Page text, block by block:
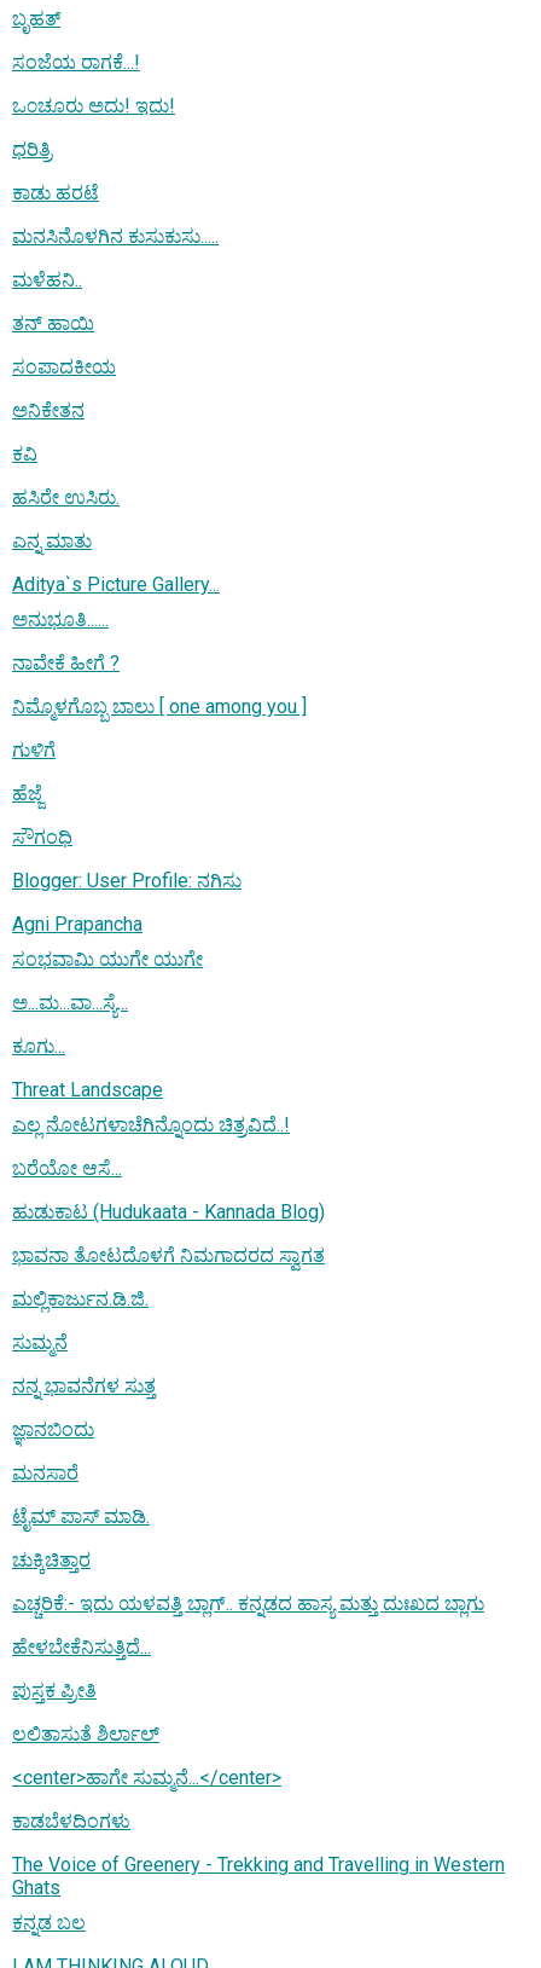
ಬೃಹತ್
ಸಂಜೆಯ ರಾಗಕೆ...!
ಒ೦ಚೂರು ಅದು! ಇದು!
ಧರಿತ್ರಿ
ಕಾಡು ಹರಟೆ
ಮನಸಿನೊಳಗಿನ ಕುಸುಕುಸು.....
ಮಳೆಹನಿ..
ತನ್ ಹಾಯಿ
ಸಂಪಾದಕೀಯ
ಅನಿಕೇತನ
ಕವಿ
ಹಸಿರೇ ಉಸಿರು.
ಎನ್ನ ಮಾತು
Aditya`s Picture Gallery...
ಅನುಭೂತಿ......
ನಾವೇಕೆ ಹೀಗೆ ?
ನಿಮ್ಮೊಳಗೊಬ್ಬ ಬಾಲು [ one among you ]
ಗುಳಿಗೆ
ಹೆಜ್ಜೆ
ಸೌಗಂಧಿ
Blogger: User Profile: ನಗಿಸು
Agni Prapancha
ಸಂಭವಾಮಿ ಯುಗೇ ಯುಗೇ
ಅ...ಮ...ವಾ...ಸ್ಯೆ...
ಕೂಗು...
Threat Landscape
ಎಲ್ಲ ನೋಟಗಳಾಚೆಗಿನ್ನೊಂದು ಚಿತ್ರವಿದೆ..!
ಬರೆಯೋ ಆಸೆ...
ಹುಡುಕಾಟ (Hudukaata - Kannada Blog)
ಭಾವನಾ ತೋಟದೊಳಗೆ ನಿಮಗಾದರದ ಸ್ವಾಗತ
ಮಲ್ಲಿಕಾರ್ಜುನ.ಡಿ.ಜಿ.
ಸುಮ್ಮನೆ
ನನ್ನ ಭಾವನೆಗಳ ಸುತ್ತ
ಜ್ಞಾನಬಿಂದು
ಮನಸಾರೆ
ಟೈಮ್ ಪಾಸ್ ಮಾಡಿ.
ಚುಕ್ಕಿಚಿತ್ತಾರ
ಎಚ್ಚರಿಕೆ:- ಇದು ಯಳವತ್ತಿ ಬ್ಲಾಗ್.. ಕನ್ನಡದ ಹಾಸ್ಯ ಮತ್ತು ದುಃಖದ ಬ್ಲಾಗು
ಹೇಳಬೇಕೆನಿಸುತ್ತಿದೆ...
ಪುಸ್ತಕ ಪ್ರೀತಿ
ಲಲಿತಾಸುತೆ ಶಿರ್ಲಾಲ್
<center>ಹಾಗೇ ಸುಮ್ಮನೆ...</center>
ಕಾಡಬೆಳದಿಂಗಳು
The Voice of Greenery - Trekking and Travelling in Western
Ghats
ಕನ್ನಡ ಬಲ